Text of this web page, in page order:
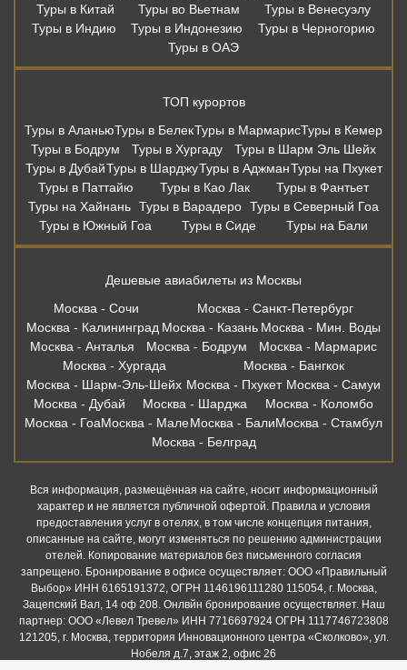
Туры в Китай
Туры во Вьетнам
Туры в Венесуэлу
Туры в Индию
Туры в Индонезию
Туры в Черногорию
Туры в ОАЭ
ТОП курортов
Туры в АланьюТуры в БелекТуры в МармарисТуры в Кемер
Туры в Бодрум
Туры в Хургаду
Туры в Шарм Эль Шейх
Туры в ДубайТуры в ШарджуТуры в АджманТуры на Пхукет
Туры в Паттайю
Туры в Као Лак
Туры в Фантьет
Туры на Хайнань Туры в Варадеро Туры в Северный Гоа
Туры в Южный Гоа
Туры в Сиде Туры на Бали
Дешевые авиабилеты из Москвы
Москва - Сочи
Москва - Санкт-Петербург
Москва - Калининград Москва - Казань Москва - Мин. Воды
Москва - Анталья
Москва - Бодрум
Москва - Мармарис
Москва - Хургада
Москва - Бангкок
Москва - Шарм-Эль-Шейх Москва - Пхукет Москва - Самуи
Москва - Дубай
Москва - Шарджа
Москва - Коломбо
Москва - ГоаМосква - МалеМосква - БалиМосква - Стамбул
Москва - Белград
Вся информация, размещённая на сайте, носит информационный
характер и не является публичной офертой. Правила и условия
предоставления услуг в отелях, в том числе концепция питания,
описанные на сайте, могут изменяться по решению администрации
отелей. Копирование материалов без письменного согласия
запрещено. Бронирование в офисе осуществляет: ООО «Правильный
Выбор» ИНН 6165191372, ОГРН 1146196111280 115054, г. Москва,
Зацепский Вал, 14 оф 208. Онлвйн бронирование осуществляет. Наш
партнер: ООО «Левел Тревел» ИНН 7716697924 ОГРН 1117746723808
121205, г. Москва, территория Инновационного центра «Сколково», ул.
Нобеля д.7, этаж 2, офис 26